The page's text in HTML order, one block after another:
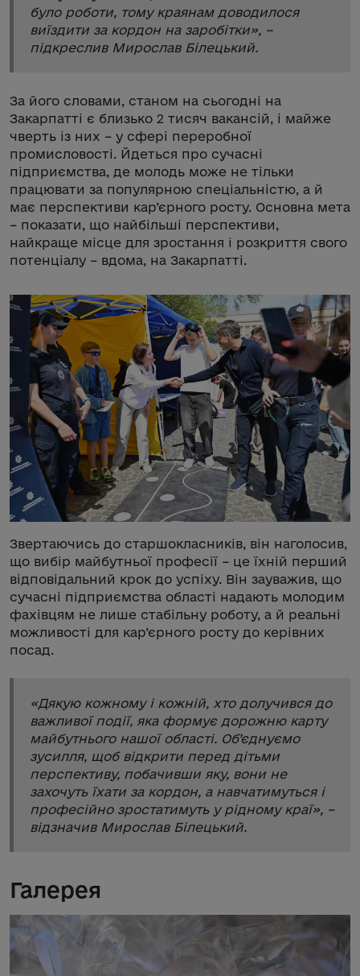
було роботи, тому краянам доводилося
виїздити за кордон на заробітки», –
підкреслив Мирослав Білецький.
За його словами, станом на сьогодні на
Закарпатті є близько 2 тисяч вакансій, і майже
чверть із них – у сфері переробної
промисловості. Йдеться про сучасні
підприємства, де молодь може не тільки
працювати за популярною спеціальністю, а й
має перспективи кар’єрного росту. Основна мета
– показати, що найбільші перспективи,
найкраще місце для зростання і розкриття свого
потенціалу – вдома, на Закарпатті.
Звертаючись до старшокласників, він наголосив,
що вибір майбутньої професії – це їхній перший
відповідальний крок до успіху. Він зауважив, що
сучасні підприємства області надають молодим
фахівцям не лише стабільну роботу, а й реальні
можливості для кар’єрного росту до керівних
посад.
«Дякую кожному і кожній, хто долучився до
важливої події, яка формує дорожню карту
майбутнього нашої області. Об’єднуємо
зусилля, щоб відкрити перед дітьми
перспективу, побачивши яку, вони не
захочуть їхати за кордон, а навчатимуться і
професійно зростатимуть у рідному краї», –
відзначив Мирослав Білецький.
Галерея